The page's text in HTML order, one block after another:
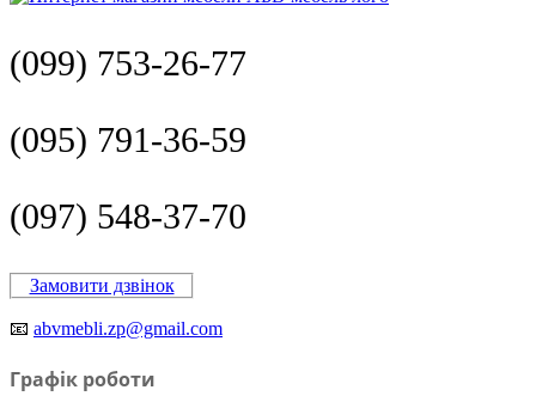
(099) 753-26-77
(095) 791-36-59
(097) 548-37-70
Замовити дзвінок
📧 abvmebli.zp@gmail.com
Графік роботи